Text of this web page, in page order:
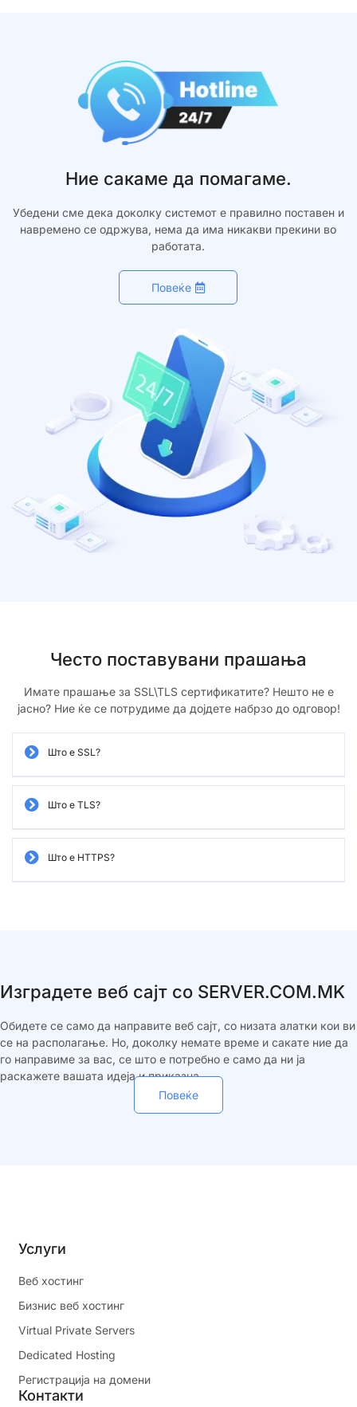
Ние сакаме да помагаме.
Убедени сме дека доколку системот е правилно поставен и
навремено се одржува, нема да има никакви прекини во
работата.
Повеќе
Често поставувани прашања
Имате прашање за SSL\TLS сертификатите? Нешто не е
јасно? Ние ќе се потрудиме да дојдете набрзо до одговор!
Што е SSL?
Што е TLS?
Што е HTTPS?
Изградете веб сајт со SERVER.COM.MK
Обидете се само да направите веб сајт, со низата алатки кои ви
се на располагање. Но, доколку немате време и сакате ние да
го направиме за вас, се што е потребно е само да ни ја
раскажете вашата идеја и приказна.
Повеќе
Услуги
Веб хостинг
Бизнис веб хостинг
Virtual Private Servers
Dedicated Hosting
Регистрација на домени
Контакти